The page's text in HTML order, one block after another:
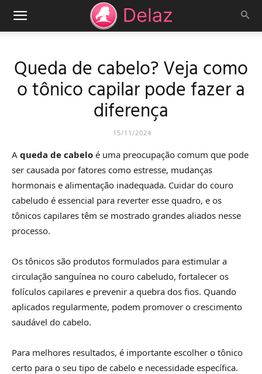
Queda de cabelo? Veja como
o tônico capilar pode fazer a
diferença
15/11/2024
A queda de cabelo é uma preocupação comum que pode
ser causada por fatores como estresse, mudanças
hormonais e alimentação inadequada. Cuidar do couro
cabeludo é essencial para reverter esse quadro, e os
tônicos capilares têm se mostrado grandes aliados nesse
processo.
Os tônicos são produtos formulados para estimular a
circulação sanguínea no couro cabeludo, fortalecer os
folículos capilares e prevenir a quebra dos fios. Quando
aplicados regularmente, podem promover o crescimento
saudável do cabelo.
Para melhores resultados, é importante escolher o tônico
certo para o seu tipo de cabelo e necessidade específica.